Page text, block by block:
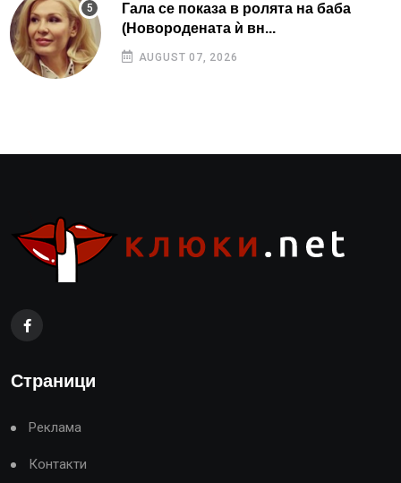
Гала се показа в ролята на баба
(Новородената ѝ вн...
AUGUST 07, 2026
Страници
Реклама
Контакти